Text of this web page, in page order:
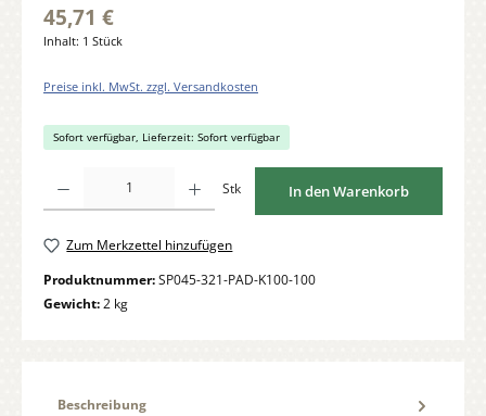
45,71 €
Inhalt: 1 Stück
Preise inkl. MwSt. zzgl. Versandkosten
Sofort verfügbar, Lieferzeit: Sofort verfügbar
Stk In den Warenkorb
Zum Merkzettel hinzufügen
Produktnummer:SP045-321-PAD-K100-100
Gewicht:2 kg
Beschreibung